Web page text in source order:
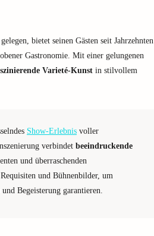
bietet seinen Gästen seit Jahrzehnten
Gastronomie. Mit einer gelungenen
Varieté-Kunst in stilvollem
Show-Erlebnis voller
verbindet beeindruckende
und überraschenden
und Bühnenbilder, um
Begeisterung garantieren.